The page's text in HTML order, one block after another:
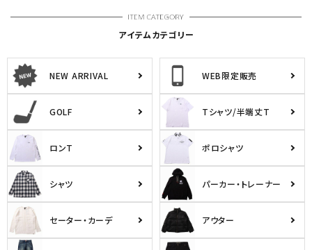
アイテムカテゴリー
NEW ARRIVAL WEB限定販売
GOLF Tシャツ/半端丈T
ロンT ポロシャツ
シャツ パーカー・トレーナー
セーター・カーデ アウター